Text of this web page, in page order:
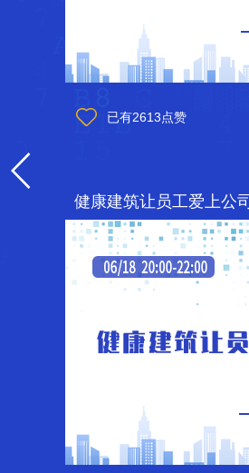
已有2613点赞
健康建筑让员工爱上公司